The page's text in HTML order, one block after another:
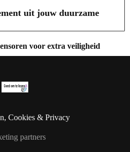
uit jouw duurzame
voor extra veiligheid
Cookies & Privacy
partners